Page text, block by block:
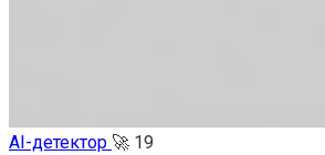
AI-детектор 🚀 19